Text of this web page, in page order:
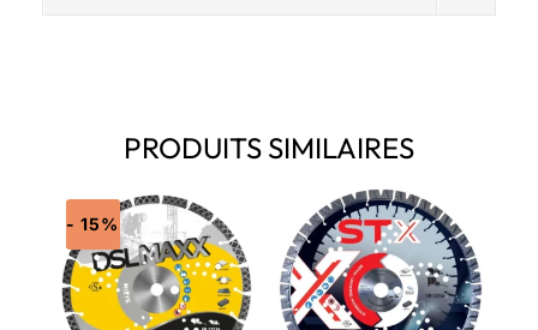
PRODUITS SIMILAIRES
- 15%